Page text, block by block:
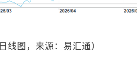
日线图，来源：易汇通）